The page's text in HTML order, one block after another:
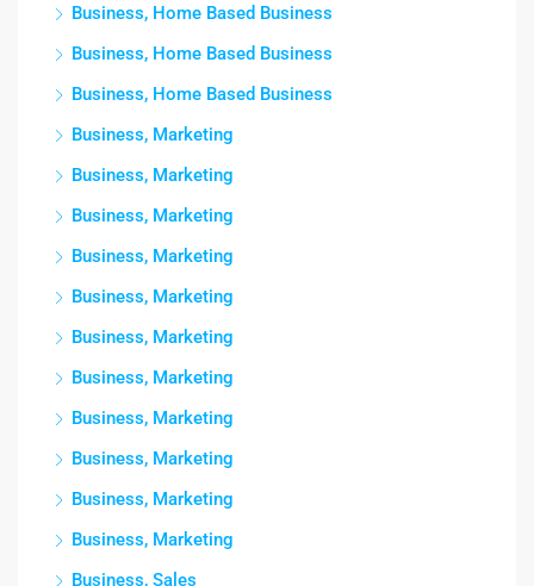
Business, Home Based Business
Business, Home Based Business
Business, Home Based Business
Business, Marketing
Business, Marketing
Business, Marketing
Business, Marketing
Business, Marketing
Business, Marketing
Business, Marketing
Business, Marketing
Business, Marketing
Business, Marketing
Business, Marketing
Business, Sales